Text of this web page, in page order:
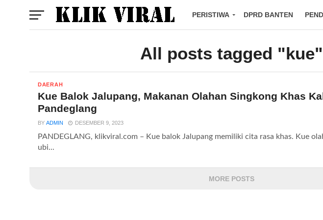
PERISTIWA DPRD BANTEN
All posts tagged "kue"
DAERAH
Kue Balok Jalupang, Makanan Olahan Singkong Khas
Pandeglang
BY ADMIN DESEMBER 9, 2023
PANDEGLANG, klikviral.com – Kue balok Jalupang memiliki cita rasa khas. Kue
ubi...
MORE POSTS